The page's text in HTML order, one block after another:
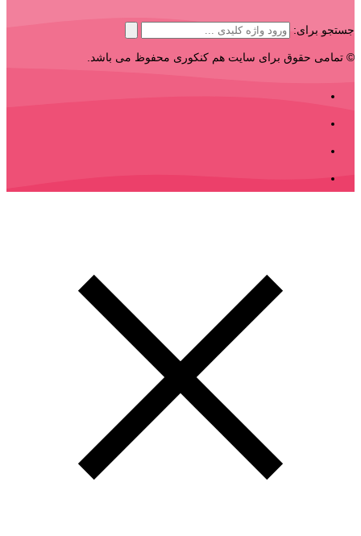
جستجو برای:
© تمامی حقوق برای سایت هم کنکوری محفوظ می باشد.